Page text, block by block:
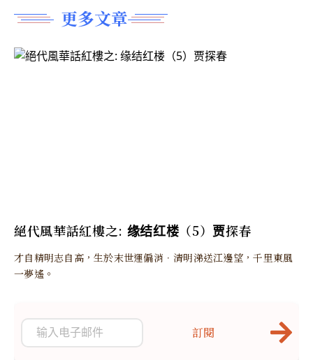
更多文章
絕代風華話紅樓之: 缘结红楼（5）贾探春
才自精明志自高，生於末世運偏消．清明涕送江邊望，千里東風
一夢遙。
訂閱